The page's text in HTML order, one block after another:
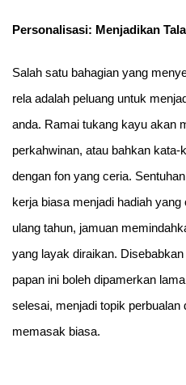
Personalisasi: Menjadikan
Salah satu bahagian yang
rela adalah peluang untuk
anda. Ramai tukang kayu akan
perkahwinan, atau bahkan
dengan fon yang ceria.
kerja biasa menjadi hadiah
ulang tahun, jamuan
yang layak diraikan.
papan ini boleh dipamerkan
selesai, menjadi topik
memasak biasa.